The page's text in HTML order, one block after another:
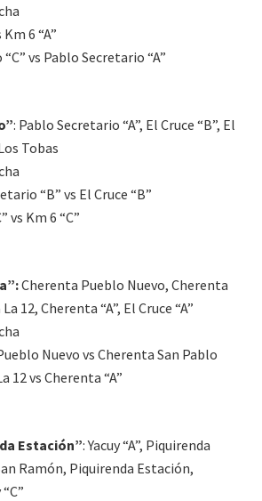
6 “A”
vs Pablo Secretario “A”
: Pablo Secretario “A”, El Cruce “B”, El
Tobas
“B” vs El Cruce “B”
vs Km 6 “C”
Cherenta Pueblo Nuevo, Cherenta
12, Cherenta “A”, El Cruce “A”
Nuevo vs Cherenta San Pablo
12 vs Cherenta “A”
Estación”: Yacuy “A”, Piquirenda
Ramón, Piquirenda Estación,